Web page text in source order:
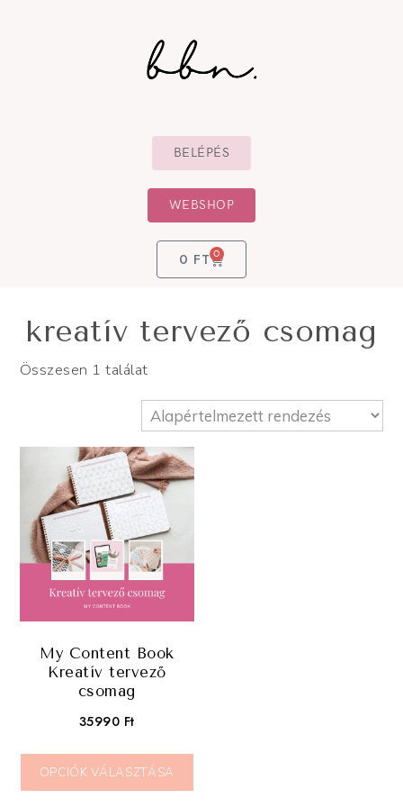
BELÉPÉS
WEBSHOP
0 FT 0
kreatív tervező csomag
Összesen 1 találat
My Content Book
Kreatív tervező
csomag
35990 Ft
OPCIÓK VÁLASZTÁSA